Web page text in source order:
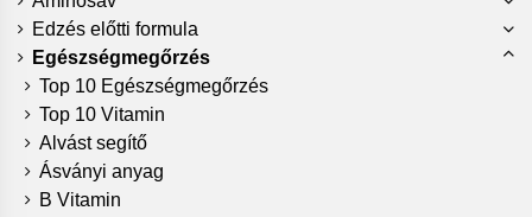
Edzés előtti formula
Egészségmegőrzés
Top 10 Egészségmegőrzés
Top 10 Vitamin
Alvást segítő
Ásványi anyag
B Vitamin